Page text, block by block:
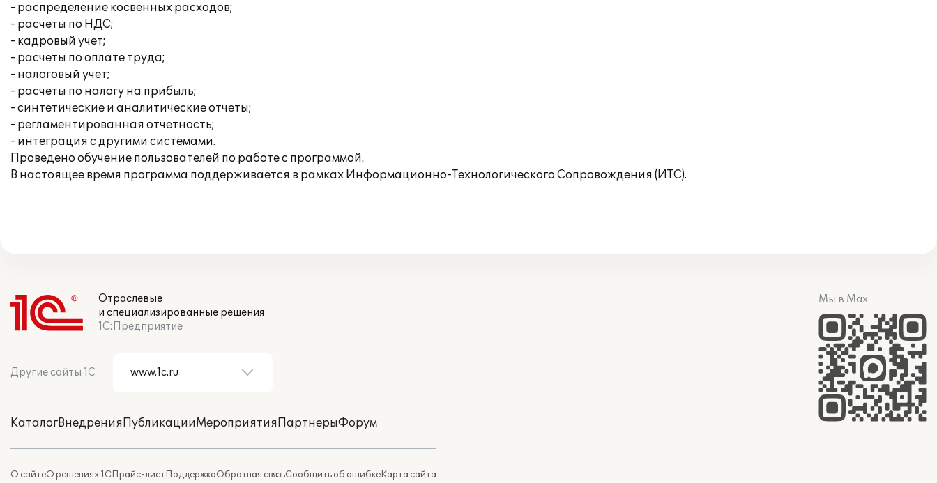
- распределение косвенных расходов;
- расчеты по НДС;
- кадровый учет;
- расчеты по оплате труда;
- налоговый учет;
- расчеты по налогу на прибыль;
- синтетические и аналитические отчеты;
- регламентированная отчетность;
- интеграция с другими системами.
Проведено обучение пользователей по работе с программой.
В настоящее время программа поддерживается в рамках Информационно-Технологического Сопровождения (ИТС).
Отраслевые
и специализированные решения
1С:Предприятие
Другие сайты 1С
КаталогВнедренияПубликацииМероприятияПартнерыФорум
О сайтеО решениях 1СПрайс-листПоддержкаОбратная связьСообщить об ошибкеКарта сайта
Мы в Max